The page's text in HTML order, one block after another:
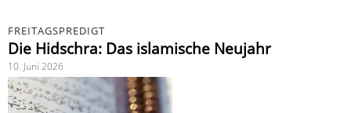
FREITAGSPREDIGT
Die Hidschra: Das islamische Neujahr
10. Juni 2026